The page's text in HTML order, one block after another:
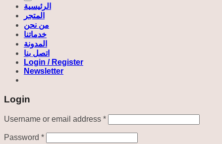
الرئيسية
المتجر
من نحن
خدماتنا
المدونة
اتصل بنا
Login / Register
Newsletter
Login
Username or email address *Required
Password *Required